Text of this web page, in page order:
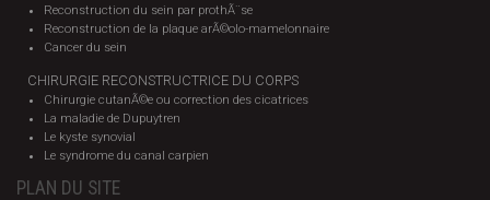
Reconstruction du sein par prothÃ¨se
Reconstruction de la plaque arÃ©olo-mamelonnaire
Cancer du sein
CHIRURGIE RECONSTRUCTRICE DU CORPS
Chirurgie cutanÃ©e ou correction des cicatrices
La maladie de Dupuytren
Le kyste synovial
Le syndrome du canal carpien
PLAN DU SITE